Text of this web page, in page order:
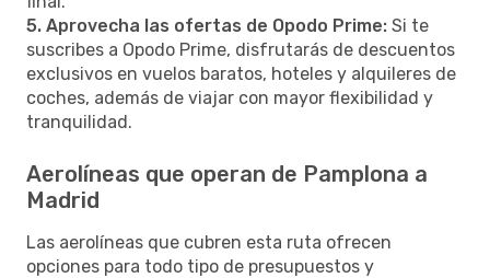
5. Aprovecha las ofertas de Opodo Prime: Si te
suscribes a Opodo Prime, disfrutarás de descuentos
exclusivos en vuelos baratos, hoteles y alquileres de
coches, además de viajar con mayor flexibilidad y
tranquilidad.
Aerolíneas que operan de Pamplona a
Madrid
Las aerolíneas que cubren esta ruta ofrecen
opciones para todo tipo de presupuestos y